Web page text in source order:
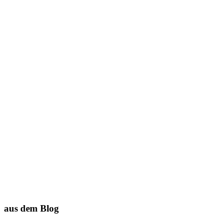
aus dem Blog